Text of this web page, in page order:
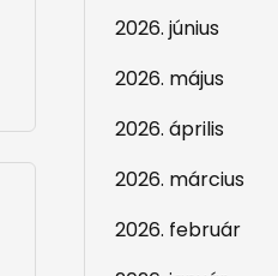
2026. június
2026. május
2026. április
2026. március
2026. február